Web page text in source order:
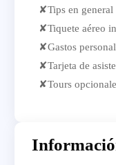
✘Tips en general
✘Tiquete aéreo
✘Gastos
✘Tarjeta de
✘Tours